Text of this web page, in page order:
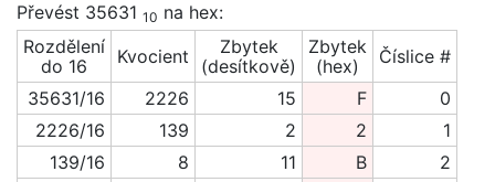
Převést 35631 10 na hex:
Rozdělení
do 16
Kvocient
Zbytek
(desítkově)
Zbytek
(hex)
Číslice #
35631/16
2226 15 F
0
2226/16
139 2 2
1
139/16
8 11 B
2